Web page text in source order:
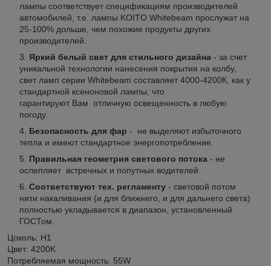
лампы соответствует спецификациям производителей
автомобилей, т.е. лампы KOITO Whitebeam прослужат на
25-100% дольше, чем похожие продукты других
производителей.
Яркий белый свет для стильного дизайна - за счет
уникальной технологии нанесения покрытия на колбу,
свет ламп серии Whitebeam составляет 4000-4200К, как у
стандартной ксеноновой лампы, что
гарантируют Вам отличную освещенность в любую
погоду.
Безопасность для фар - не выделяют избыточного
тепла и имеют стандартное энергопотребление.
Правильная геометрия светового потока - не
ослепляет встречных и попутных водителей.
Соответствуют тех. регламенту - световой потом
нити накаливания (и для ближнего, и для дальнего света)
полностью укладывается в диапазон, установленный
ГОСТом.
Цоколь: H1
Цвет: 4200K
Потребляемая мощность: 55W